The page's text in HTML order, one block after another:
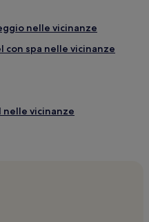
nelle vicinanze
con spa nelle vicinanze
vicinanze
nelle vicinanze
nelle vicinanze